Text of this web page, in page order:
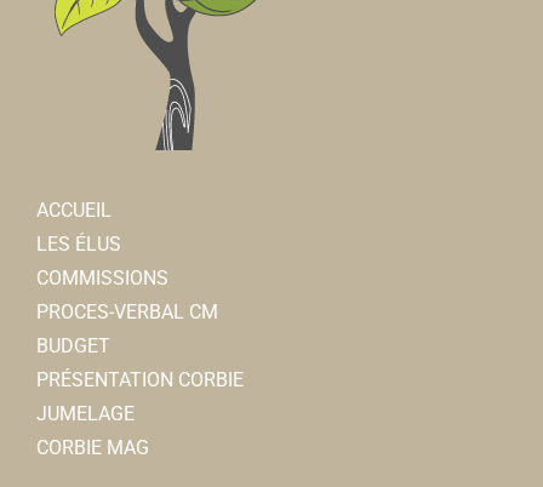
ACCUEIL
LES ÉLUS
COMMISSIONS
PROCES-VERBAL CM
BUDGET
PRÉSENTATION CORBIE
JUMELAGE
CORBIE MAG